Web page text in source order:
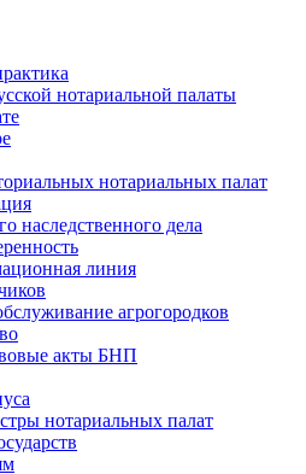
нотариальной палаты
нотариальных палат
наследственного дела
линия
агрогородков
акты БНП
нотариальных палат